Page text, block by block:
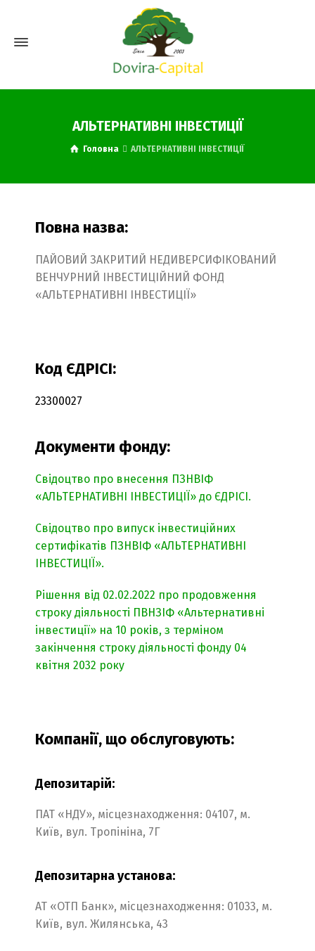
АЛЬТЕРНАТИВНІ ІНВЕСТИЦІЇ
Головна АЛЬТЕРНАТИВНІ ІНВЕСТИЦІЇ
Повна назва:
ПАЙОВИЙ ЗАКРИТИЙ НЕДИВЕРСИФІКОВАНИЙ
ВЕНЧУРНИЙ ІНВЕСТИЦІЙНИЙ ФОНД
«АЛЬТЕРНАТИВНІ ІНВЕСТИЦІЇ»
Код ЄДРІСІ:
23300027
Документи фонду:
Свідоцтво про внесення ПЗНВІФ
«АЛЬТЕРНАТИВНІ ІНВЕСТИЦІЇ» до ЄДРІСІ.
Свідоцтво про випуск інвестиційних
сертифікатів ПЗНВІФ «АЛЬТЕРНАТИВНІ
ІНВЕСТИЦІЇ».
Рішення від 02.02.2022 про продовження
строку діяльності ПВНЗІФ «Альтернативні
інвестиції» на 10 років, з терміном
закінчення строку діяльності фонду 04
квітня 2032 року
Компанії, що обслуговують:
Депозитарій:
ПАТ «НДУ», місцезнаходження: 04107, м.
Київ, вул. Тропініна, 7Г
Депозитарна установа:
АТ «ОТП Банк», місцезнаходження: 01033, м.
Київ, вул. Жилянська, 43